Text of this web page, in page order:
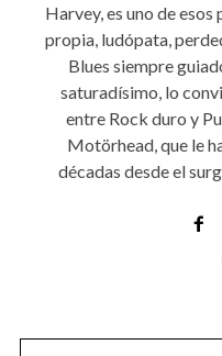
Harvey, es uno de
propia, ludópata,
Blues siempre
saturadísimo, lo
entre Rock duro y
Motörhead, que le
décadas desde el